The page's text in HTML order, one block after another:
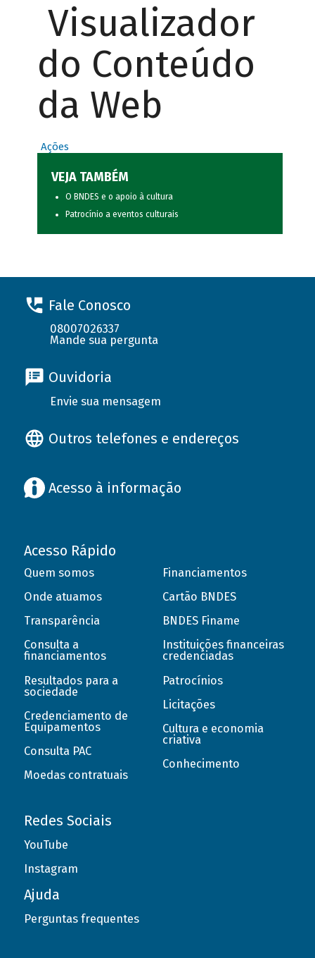
Visualizador
do Conteúdo
da Web
Ações
VEJA TAMBÉM
O BNDES e o apoio à cultura
Patrocínio a eventos culturais
Fale Conosco
08007026337
Mande sua pergunta
Ouvidoria
Envie sua mensagem
Outros telefones e endereços
Acesso à informação
Acesso Rápido
Quem somos
Onde atuamos
Transparência
Consulta a
financiamentos
Resultados para a
sociedade
Credenciamento de
Equipamentos
Consulta PAC
Moedas contratuais
Financiamentos
Cartão BNDES
BNDES Finame
Instituições financeiras
credenciadas
Patrocínios
Licitações
Cultura e economia
criativa
Conhecimento
Redes Sociais
YouTube
Instagram
Ajuda
Perguntas frequentes